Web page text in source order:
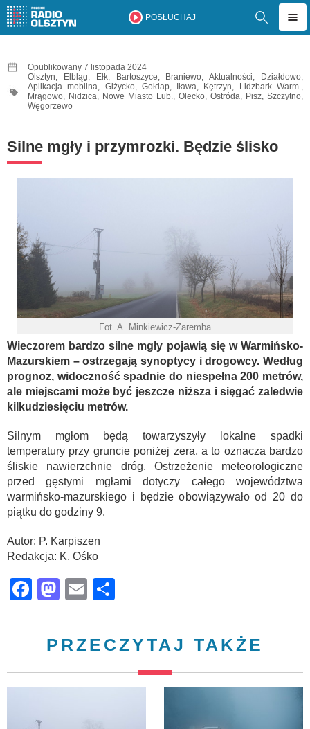
POSŁUCHAJ
Opublikowany 7 listopada 2024
Olsztyn, Elbląg, Ełk, Bartoszyce, Braniewo,Aktualności, Działdowo,
Aplikacja mobilna, Giżycko, Gołdap, Iława, Kętrzyn, Lidzbark Warm.,
Mrągowo, Nidzica, Nowe Miasto Lub., Olecko, Ostróda, Pisz, Szczytno,
Węgorzewo
Silne mgły i przymrozki. Będzie ślisko
Fot. A. Minkiewicz-Zaremba
Wieczorem bardzo silne mgły pojawią się w Warmińsko-
Mazurskiem – ostrzegają synoptycy i drogowcy. Według
prognoz, widoczność spadnie do niespełna 200 metrów,
ale miejscami może być jeszcze niższa i sięgać zaledwie
kilkudziesięciu metrów.
Silnym mgłom będą towarzyszyły lokalne spadki
temperatury przy gruncie poniżej zera, a to oznacza bardzo
śliskie nawierzchnie dróg. Ostrzeżenie meteorologiczne
przed gęstymi mgłami dotyczy całego województwa
warmińsko-mazurskiego i będzie obowiązywało od 20 do
piątku do godziny 9.
Autor: P. Karpiszen
Redakcja: K. Ośko
Facebook
Mastodon
Email
PRZECZYTAJ TAKŻE